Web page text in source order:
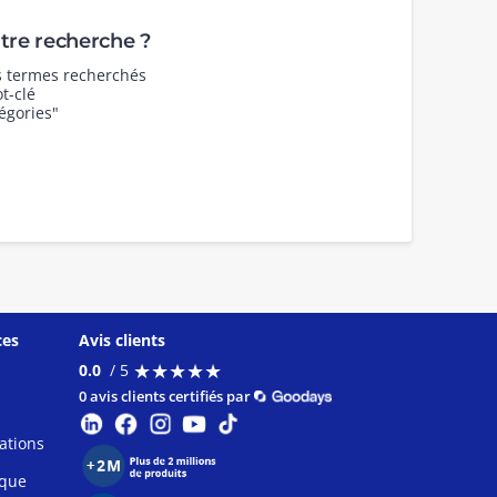
recherche ?
recherchés
clé
Avis clients
0.0 / 5 ★★★★★
★★★★★
0 avis clients certifiés par